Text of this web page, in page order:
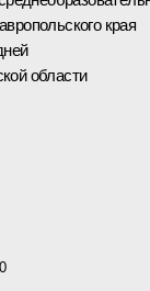
края
области